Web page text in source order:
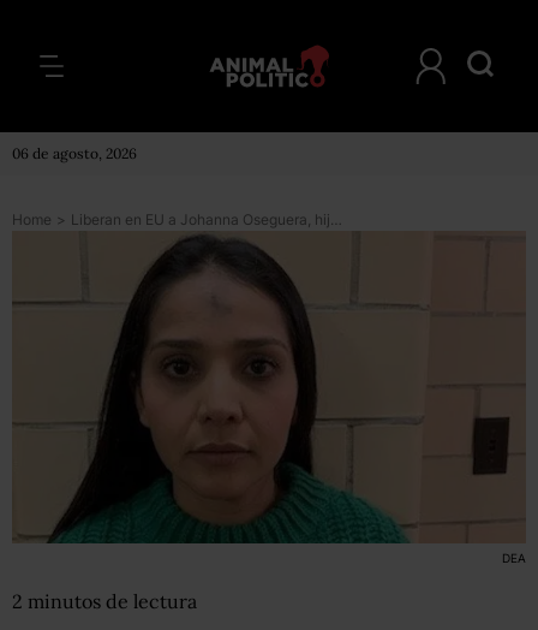
06 de agosto, 2026
Home > Liberan en EU a Johanna Oseguera, hija del Mencho acusada de nexos con el narco
DEA
2 minutos de lectura